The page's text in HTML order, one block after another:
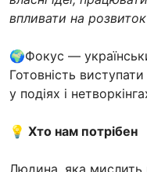
впливати на розвиток
🌍Фокус —
Готовність
у подіях і
💡 Хто нам потрібен